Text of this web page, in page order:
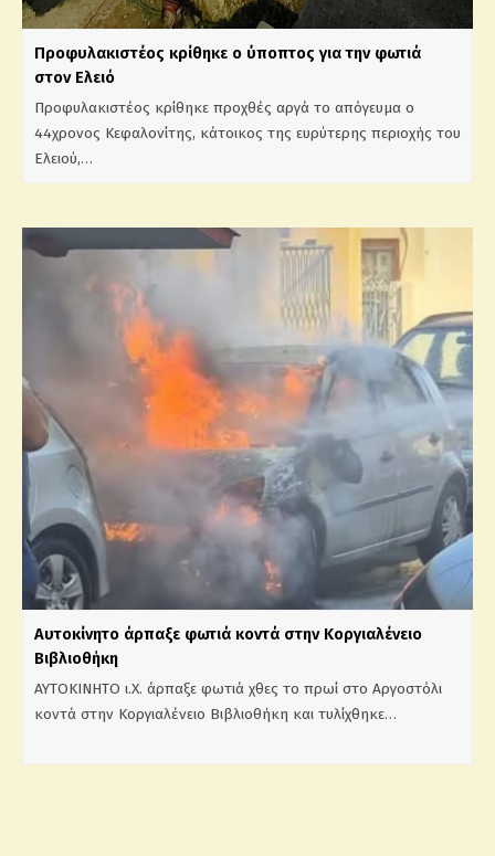
Προφυλακιστέος κρίθηκε ο ύποπτος για την φωτιά
στον Ελειό
Προφυλακιστέος κρίθηκε προχθές αργά το απόγευμα ο
44χρονος Κεφαλονίτης, κάτοικος της ευρύτερης περιοχής του
Ελειού,…
Αυτοκίνητο άρπαξε φωτιά κοντά στην Κοργιαλένειο
Βιβλιοθήκη
ΑΥΤΟΚΙΝΗΤΟ ι.Χ. άρπαξε φωτιά χθες το πρωί στο Αργοστόλι
κοντά στην Κοργιαλένειο Βιβλιοθήκη και τυλίχθηκε…